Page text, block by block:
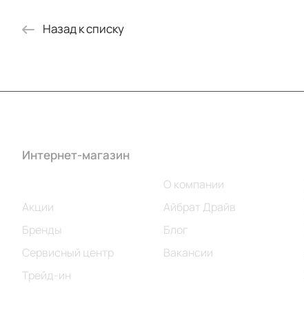
Назад к списку
Интернет-магазин
Акции
Бренды
Сервисный центр
Трейд-ин
О компании
Айбрат Драйв
Блог
Вакансии